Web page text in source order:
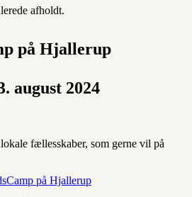
afholdt.
på Hjallerup
august 2024
fællesskaber, som gerne vil på
på Hjallerup